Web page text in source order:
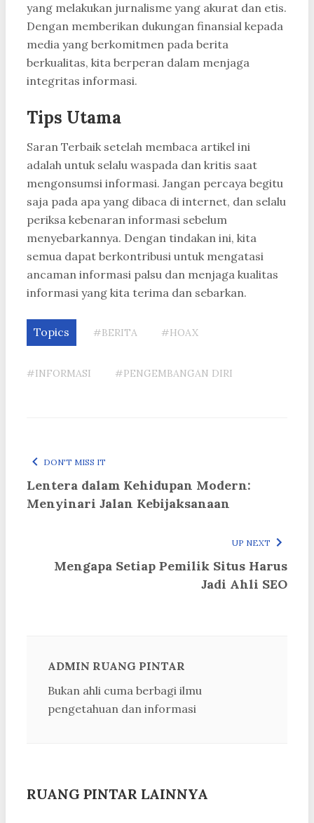
yang melakukan jurnalisme yang akurat dan etis.
Dengan memberikan dukungan finansial kepada
media yang berkomitmen pada berita
berkualitas, kita berperan dalam menjaga
integritas informasi.
Tips Utama
Saran Terbaik setelah membaca artikel ini
adalah untuk selalu waspada dan kritis saat
mengonsumsi informasi. Jangan percaya begitu
saja pada apa yang dibaca di internet, dan selalu
periksa kebenaran informasi sebelum
menyebarkannya. Dengan tindakan ini, kita
semua dapat berkontribusi untuk mengatasi
ancaman informasi palsu dan menjaga kualitas
informasi yang kita terima dan sebarkan.
Topics #BERITA #HOAX
#INFORMASI #PENGEMBANGAN DIRI
DON'T MISS IT
Lentera dalam Kehidupan Modern:
Menyinari Jalan Kebijaksanaan
UP NEXT
Mengapa Setiap Pemilik Situs Harus
Jadi Ahli SEO
ADMIN RUANG PINTAR
Bukan ahli cuma berbagi ilmu
pengetahuan dan informasi
RUANG PINTAR LAINNYA